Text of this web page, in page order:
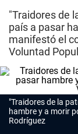
"Traidores de
país a pasar
manifestó el
Voluntad
"Traidores de la
hambre y a morir
Rodríguez